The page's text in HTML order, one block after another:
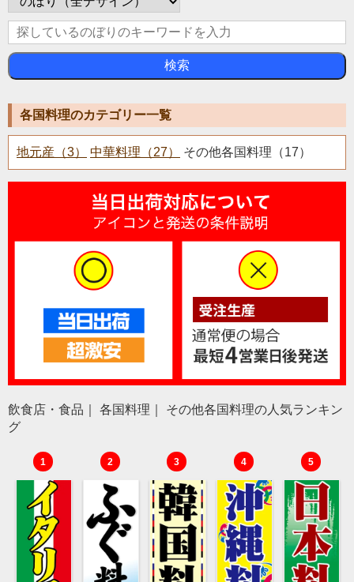
検索
各国料理のカテゴリー一覧
地元産（3） 中華料理（27） その他各国料理（17）
飲食店・食品｜ 各国料理｜ その他各国料理の人気ランキン
グ
1 2 3 4 5